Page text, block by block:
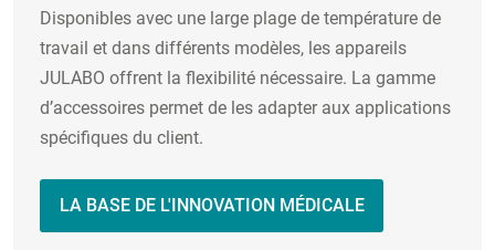
Disponibles avec une large plage de température de
travail et dans différents modèles, les appareils
JULABO offrent la flexibilité nécessaire. La gamme
d’accessoires permet de les adapter aux applications
spécifiques du client.
LA BASE DE L'INNOVATION MÉDICALE